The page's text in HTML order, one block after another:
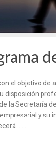
el objetivo
disposición
la Secretaría
y su
……